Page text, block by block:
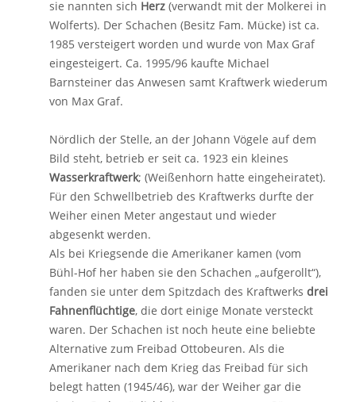
sie nannten sich Herz (verwandt mit der Molkerei in
Wolferts). Der Schachen (Besitz Fam. Mücke) ist ca.
1985 versteigert worden und wurde von Max Graf
eingesteigert. Ca. 1995/96 kaufte Michael
Barnsteiner das Anwesen samt Kraftwerk wiederum
von Max Graf.
Nördlich der Stelle, an der Johann Vögele auf dem
Bild steht, betrieb er seit ca. 1923 ein kleines
Wasserkraftwerk; (Weißenhorn hatte eingeheiratet).
Für den Schwellbetrieb des Kraftwerks durfte der
Weiher einen Meter angestaut und wieder
abgesenkt werden.
Als bei Kriegsende die Amerikaner kamen (vom
Bühl-Hof her haben sie den Schachen „aufgerollt“),
fanden sie unter dem Spitzdach des Kraftwerks drei
Fahnenflüchtige, die dort einige Monate versteckt
waren. Der Schachen ist noch heute eine beliebte
Alternative zum Freibad Ottobeuren. Als die
Amerikaner nach dem Krieg das Freibad für sich
belegt hatten (1945/46), war der Weiher gar die